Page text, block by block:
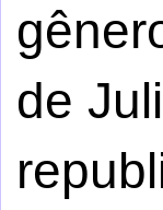
de